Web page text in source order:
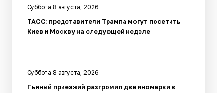
Суббота 8 августа, 2026
ТАСС: представители Трампа могут посетить
Киев и Москву на следующей неделе
Суббота 8 августа, 2026
Пьяный приезжий разгромил две иномарки в